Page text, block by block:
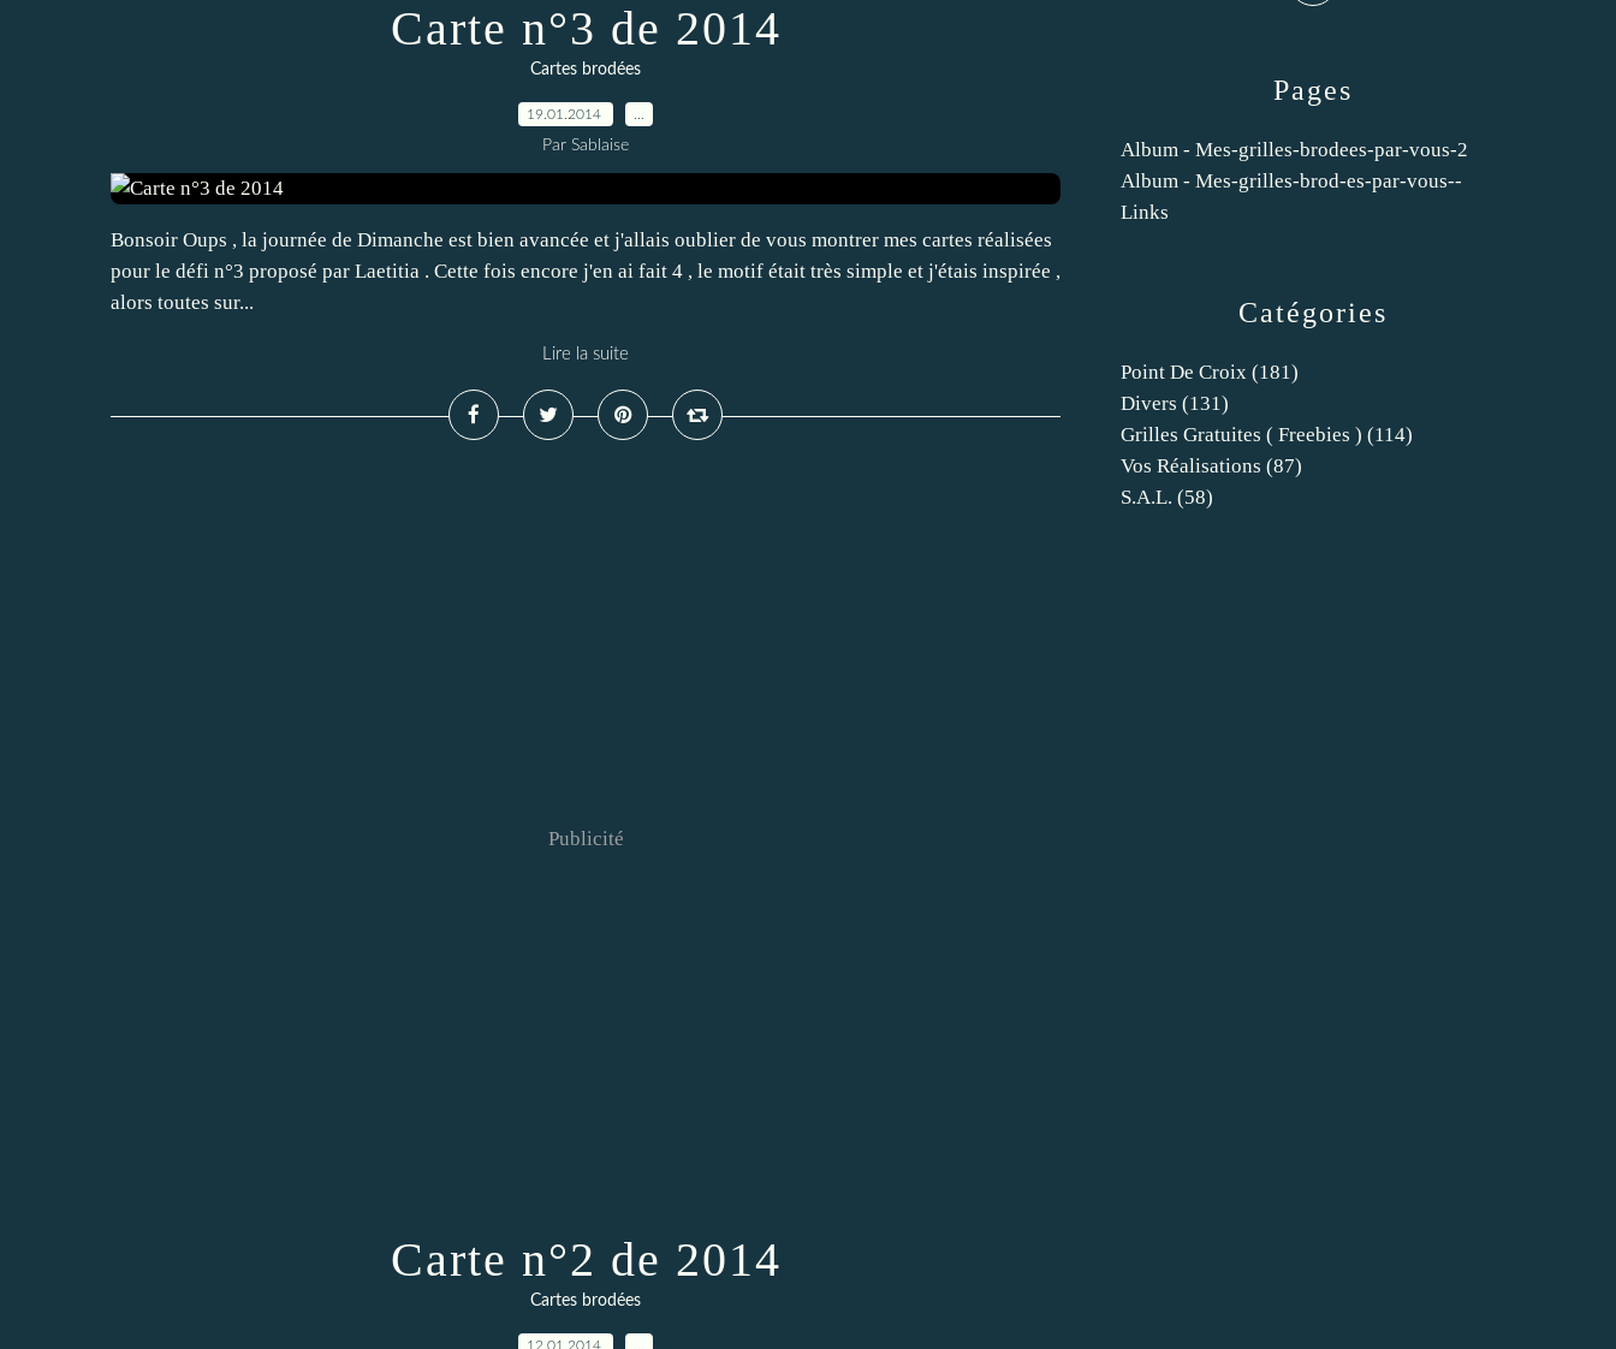
Carte n°3 de 2014
Cartes brodées
19.01.2014
Par Sablaise
Bonsoir Oups , la journée de Dimanche est bien avancée et j'allais oublier de vous montrer mes cartes réalisées
pour le défi n°3 proposé par Laetitia . Cette fois encore j'en ai fait 4 , le motif était très simple et j'étais inspirée ,
alors toutes sur...
Lire la suite
Publicité
Carte n°2 de 2014
Cartes brodées
12.01.2014
Catégories
Point De Croix (181)
Divers (131)
Grilles Gratuites ( Freebies ) (114)
Vos Réalisations (87)
S.a.l. (58)
Pages
Album - Mes-grilles-brodees-par-vous-2
Album - Mes-grilles-brod-es-par-vous--
Links